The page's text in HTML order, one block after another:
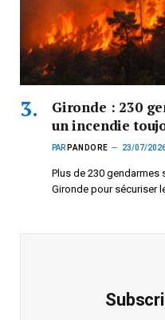
Gironde : 230
un incendie
PAR PANDORE 23/07/
Plus de 230 gendarmes
Gironde pour sécuriser